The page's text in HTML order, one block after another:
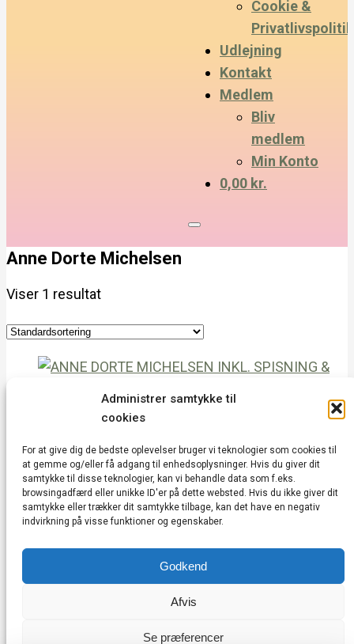
Administrer samtykke til
cookies
For at give dig de bedste oplevelser bruger vi teknologier som cookies til
at gemme og/eller få adgang til enhedsoplysninger. Hvis du giver dit
samtykke til disse teknologier, kan vi behandle data som f.eks.
browsingadfærd eller unikke ID'er på dette websted. Hvis du ikke giver dit
samtykke eller trækker dit samtykke tilbage, kan det have en negativ
indvirkning på visse funktioner og egenskaber.
Godkend
Afvis
Se præferencer
Cookie &
Privatlivspolitik
Udlejning
Kontakt
Medlem
Bliv
medlem
Min Konto
0,00 kr.
Anne Dorte Michelsen
Viser 1 resultat
ANNE DORTE MICHELSEN INKL. SPISNING
390,00 kr. Læs mere
Vedbæk Kulturhus | Vedbæk Stationsvej 20A |
2950 Vedbæk | CVR: 43752685 |
kontakt@vedbækkulturhus.dk
Cookie & Privatlivspolitik
Handelsbetingelser